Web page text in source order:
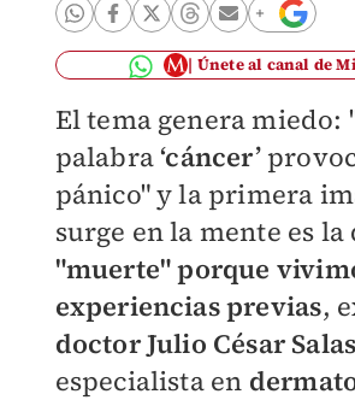
Únete al canal de
El tema genera miedo:
palabra‘cáncer’
pánico" y la primera
surge en la mente es la
"muerte"porque
experiencias previas,
doctor Julio César Salas
especialista en